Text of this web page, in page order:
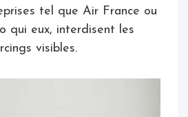
tel que Air France ou
qui eux, interdisent les
visibles.